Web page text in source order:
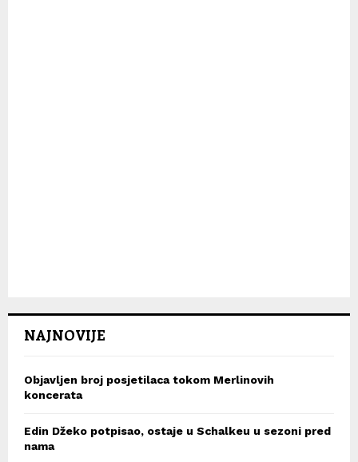
NAJNOVIJE
Objavljen broj posjetilaca tokom Merlinovih
koncerata
Edin Džeko potpisao, ostaje u Schalkeu u sezoni pred
nama